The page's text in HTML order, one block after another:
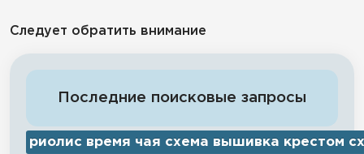
Следует обратить внимание
Последние поисковые запросы
риолис время чая схема вышивка крестом